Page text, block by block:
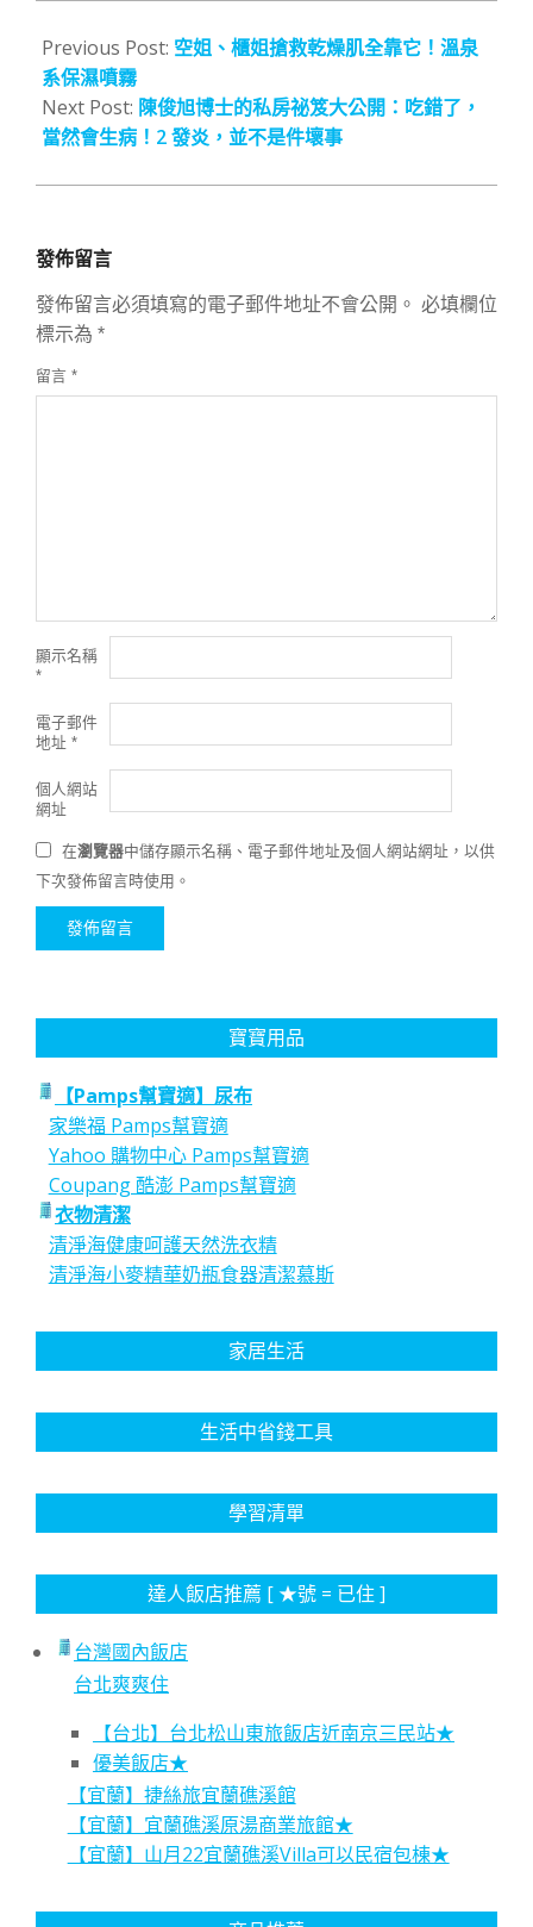
09-
05
Previous Post: 空姐、櫃姐搶救乾燥肌全靠它！溫泉
系保濕噴霧
Next Post: 陳俊旭博士的私房祕笈大公開：吃錯了，
當然會生病！2 發炎，並不是件壞事
發佈留言
發佈留言必須填寫的電子郵件地址不會公開。 必填欄位
標示為 *
留言 *
顯示名稱
*
電子郵件
地址 *
個人網站
網址
在瀏覽器中儲存顯示名稱、電子郵件地址及個人網站網址，以供
下次發佈留言時使用。
寶寶用品
【Pamps幫寶適】尿布
家樂福 Pamps幫寶適
Yahoo 購物中心 Pamps幫寶適
Coupang 酷澎 Pamps幫寶適
衣物清潔
清淨海健康呵護天然洗衣精
清淨海小麥精華奶瓶食器清潔慕斯
家居生活
生活中省錢工具
學習清單
達人飯店推薦 [ ★號 = 已住 ]
台灣國內飯店
台北爽爽住
【台北】台北松山東旅飯店近南京三民站★
優美飯店★
【宜蘭】捷絲旅宜蘭礁溪館
【宜蘭】宜蘭礁溪原湯商業旅館★
【宜蘭】山月22宜蘭礁溪Villa可以民宿包棟★